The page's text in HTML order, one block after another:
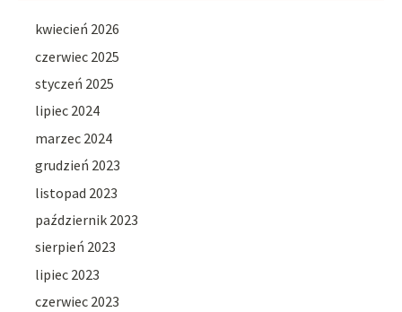
kwiecień 2026
czerwiec 2025
styczeń 2025
lipiec 2024
marzec 2024
grudzień 2023
listopad 2023
październik 2023
sierpień 2023
lipiec 2023
czerwiec 2023